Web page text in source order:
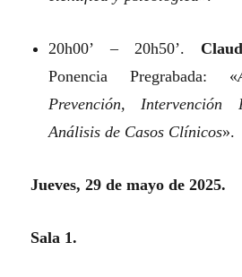
20h00’ – 20h50’.
Ponencia Pregrabada: «
Prevención, Intervención
Análisis de Casos Clínicos».
Jueves, 29 de mayo de 2025.
Sala 1.